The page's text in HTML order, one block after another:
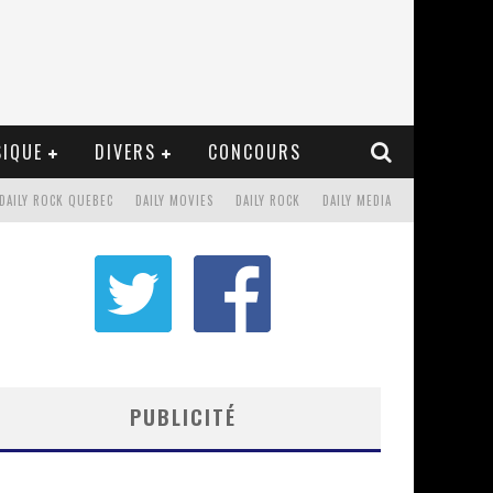
DIVERS CONCOURS
DAILY MEDIA
DAILY ROCK
DAILY MOVIES
DAILY ROCK QUEBEC
PUBLICITÉ